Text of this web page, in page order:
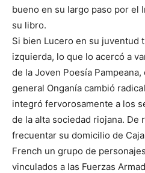
bueno en su largo paso por el
su libro.
Si bien Lucero en su juventud
izquierda, lo que lo acercó a
de la Joven Poesía
general Onganía cambió
integró fervorosamente a los
de la alta sociedad riojana. De
frecuentar su domicilio de
French un grupo de
vinculados a las Fuerzas